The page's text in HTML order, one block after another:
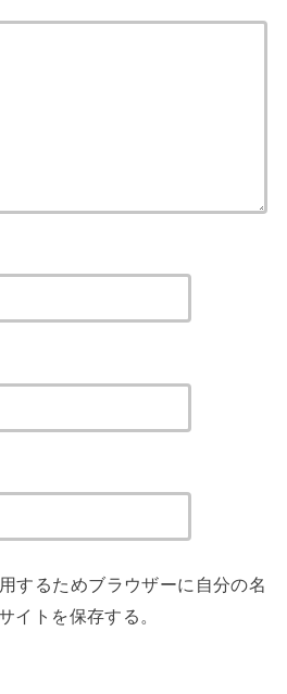
するためブラウザーに自分の名
イトを保存する。